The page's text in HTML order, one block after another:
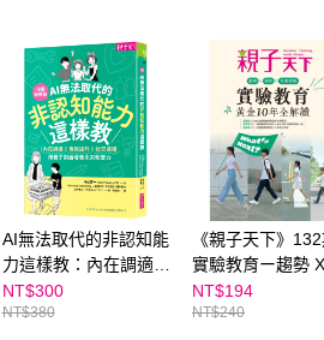
AI無法取代的非認知能
力這樣教：內在調適Ｘ
自我提升Ｘ社交連結，
用親子對話培養未來軟
NT$300
NT$380
《親子天下》
實驗教育ー趨勢
校 X 未來挑戰 黃
年全解讀（2024
NT$194
NT$240